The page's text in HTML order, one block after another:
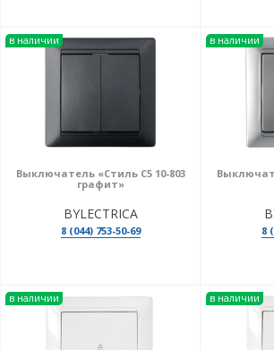
в наличии
Выключатель «Стиль С5 10-803
графит»
BYLECTRICA
8 (044) 753-50-69
в наличии
8
в наличии в наличии